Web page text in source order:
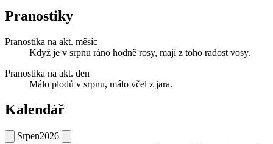
Pranostiky
Pranostika na akt. měsíc
Když je v srpnu ráno hodně rosy, mají z toho radost vosy.
Pranostika na akt. den
Málo plodů v srpnu, málo včel z jara.
Kalendář
Srpen2026